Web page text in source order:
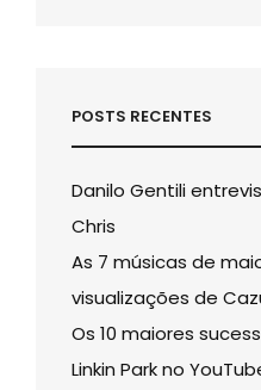
POSTS RECENTES
Danilo Gentili
Chris
As 7 músicas de
visualizações de
Os 10 maiores
Linkin Park no